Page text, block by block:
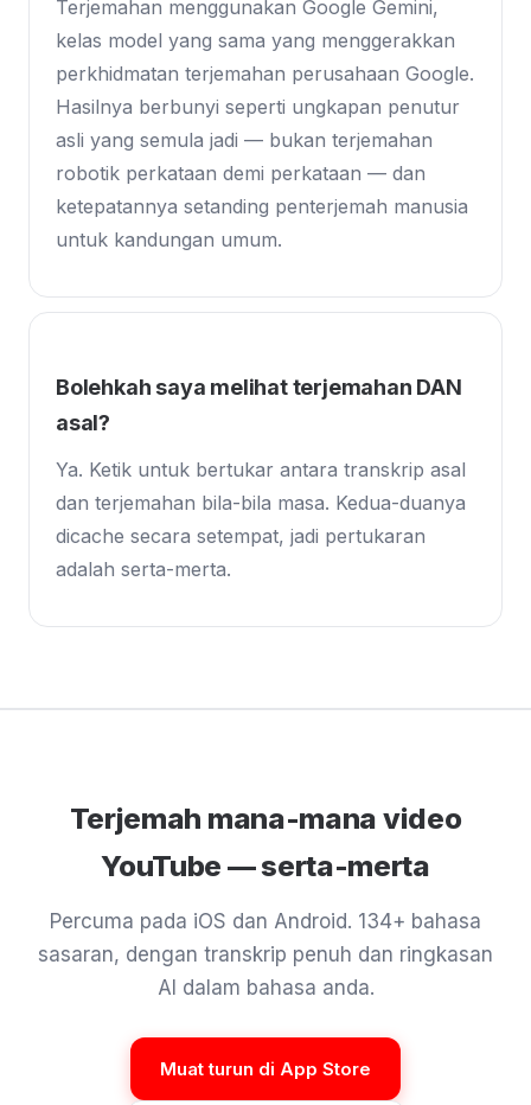
Terjemahan menggunakan Google Gemini,
kelas model yang sama yang menggerakkan
perkhidmatan terjemahan perusahaan Google.
Hasilnya berbunyi seperti ungkapan penutur
asli yang semula jadi — bukan terjemahan
robotik perkataan demi perkataan — dan
ketepatannya setanding penterjemah manusia
untuk kandungan umum.
Bolehkah saya melihat terjemahan DAN
asal?
Ya. Ketik untuk bertukar antara transkrip asal
dan terjemahan bila-bila masa. Kedua-duanya
dicache secara setempat, jadi pertukaran
adalah serta-merta.
Terjemah mana-mana video
YouTube — serta-merta
Percuma pada iOS dan Android. 134+ bahasa
sasaran, dengan transkrip penuh dan ringkasan
AI dalam bahasa anda.
Muat turun di App Store